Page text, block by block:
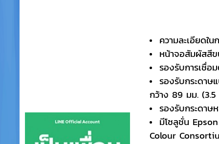
ความละเอียดใ
หน้าจอสัมผัสสีข
รองรับการเชื่อ
รองรับกระดาษ
กว้าง 89 มม.
รองรับกระดาษ
มีโซลูชั่น
Colour